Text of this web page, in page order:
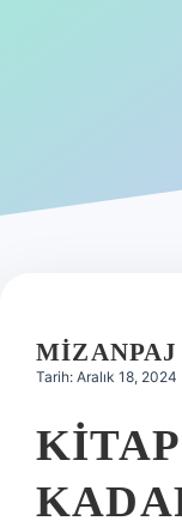
Hakkımızda
MIZANPAJ
Tarih: Aralık 18, 2024